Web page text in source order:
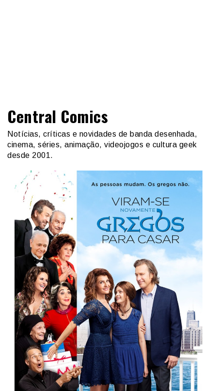
Central Comics
Notícias, críticas e novidades de banda desenhada,
cinema, séries, animação, videojogos e cultura geek
desde 2001.